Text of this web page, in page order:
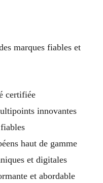
marques fiables et
certifiée
innovantes
haut de gamme
et digitales
et abordable